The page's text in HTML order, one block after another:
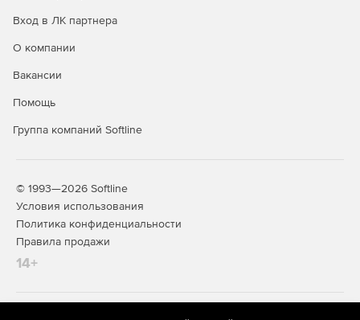
Вход в ЛК партнера
О компании
Вакансии
Помощь
Группа компаний Softline
© 1993—2026 Softline
Условия использования
Политика конфиденциальности
Правила продажи
14+